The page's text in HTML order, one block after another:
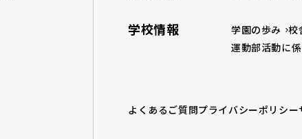
学校情報 学園の歩み 校
運動部活動に
よくあるご質問プライバシーポリシー